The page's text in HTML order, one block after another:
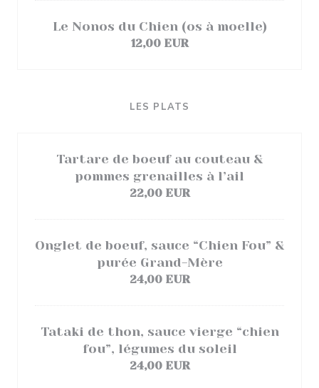
Le Nonos du Chien (os à moelle)
12,00 EUR
LES PLATS
Tartare de boeuf au couteau &
pommes grenailles à l’ail
22,00 EUR
Onglet de boeuf, sauce “Chien Fou” &
purée Grand-Mère
24,00 EUR
Tataki de thon, sauce vierge “chien
fou”, légumes du soleil
24,00 EUR